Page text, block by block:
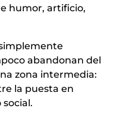
humor, artificio,
abandonan del
zona intermedia:
la puesta en